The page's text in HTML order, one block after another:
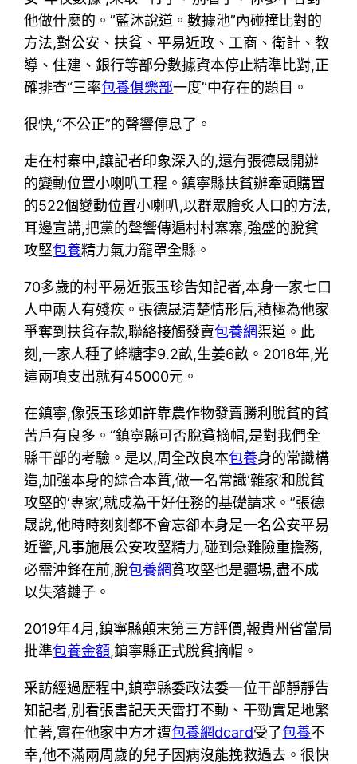
他做什麼的。”藍沐說道。數據池”內碰撞比對的
方法,對公安、扶貧、平易近政、工商、衛計、教
導、住建、銀行等部分數據資本停止精準比對,正
確排查“三率包養俱樂部一度”中存在的題目。
很快,“不公正”的聲響停息了。
走在村寨中,讓記者印象深入的,還有張德晟開辦
的變動位置小喇叭工程。鎮寧縣扶貧辦牽頭購置
的522個變動位置小喇叭,以群眾膾炙人口的方法,
耳邊宣講,把黨的聲響傳遍村村寨寨,強盛的脫貧
攻堅包養精力氣力籠罩全縣。
70多歲的村平易近張玉珍告知記者,本身一家七口
人中兩人有殘疾。張德晟清楚情形后,積極為他家
爭奪到扶貧存款,聯絡接觸發賣包養網渠道。此
刻,一家人種了蜂糖李9.2畝,生姜6畝。2018年,光
這兩項支出就有45000元。
在鎮寧,像張玉珍如許靠農作物發賣勝利脫貧的貧
苦戶有良多。“鎮寧縣可否脫貧摘帽,是對我們全
縣干部的考驗。是以,周全改良本包養身的常識構
造,加強本身的綜合本質,做一名常識‘雜家’和脫貧
攻堅的‘專家’,就成為干好任務的基礎請求。”張德
晟說,他時時刻刻都不會忘卻本身是一名公安平易
近警,凡事施展公安攻堅精力,碰到急難險重擔務,
必需沖鋒在前,脫包養網貧攻堅也是疆場,盡不成
以失落鏈子。
2019年4月,鎮寧縣顛末第三方評價,報貴州省當局
批準包養金額,鎮寧縣正式脫貧摘帽。
采訪經過歷程中,鎮寧縣委政法委一位干部靜靜告
知記者,別看張書記天天雷打不動、干勁實足地繁
忙著,實在他家中方才遭包養網dcard受了包養不
幸,他不滿兩周歲的兒子因病沒能挽救過去。很快